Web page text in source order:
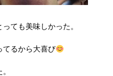
ても美味しかった。
てるから大喜び